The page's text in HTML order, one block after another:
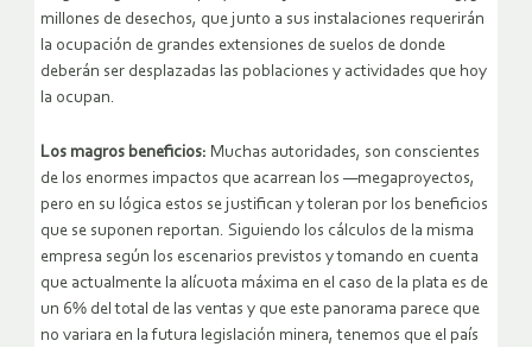
millones de desechos, que junto a sus instalaciones requerirán
la ocupación de grandes extensiones de suelos de donde
deberán ser desplazadas las poblaciones y actividades que hoy
la ocupan.
Los magros beneficios: Muchas autoridades, son conscientes
de los enormes impactos que acarrean los ―megaproyectos,
pero en su lógica estos se justifican y toleran por los beneficios
que se suponen reportan. Siguiendo los cálculos de la misma
empresa según los escenarios previstos y tomando en cuenta
que actualmente la alícuota máxima en el caso de la plata es de
un 6% del total de las ventas y que este panorama parece que
no variara en la futura legislación minera, tenemos que el país